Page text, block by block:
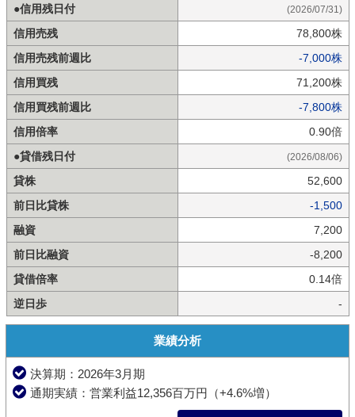
●信用残日付
(2026/07/31)
信用売残
78,800株
信用売残前週比
-7,000株
信用買残
71,200株
信用買残前週比
-7,800株
信用倍率
0.90倍
●貸借残日付
(2026/08/06)
貸株
52,600
前日比貸株
-1,500
融資
7,200
前日比融資
-8,200
貸借倍率
0.14倍
逆日歩
-
業績分析
決算期：2026年3月期
通期実績：営業利益12,356百万円（+4.6%増）